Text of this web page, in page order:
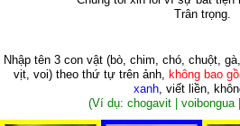
Trân trọng.
Nhập tên 3 con vật (bò, chim, chó, chuột,
vịt, voi)theo thứ tự trên ảnh, không bao
xanh, viết liền,
(Ví dụ: chogavit | voibongua